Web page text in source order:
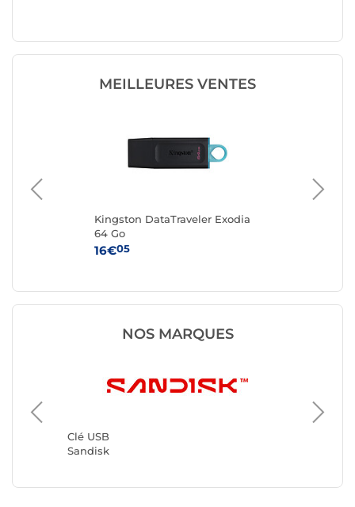
MEILLEURES VENTES
Kingston DataTraveler Exodia
64 Go
16€05
NOS MARQUES
Clé USB
Sandisk
Clé USB